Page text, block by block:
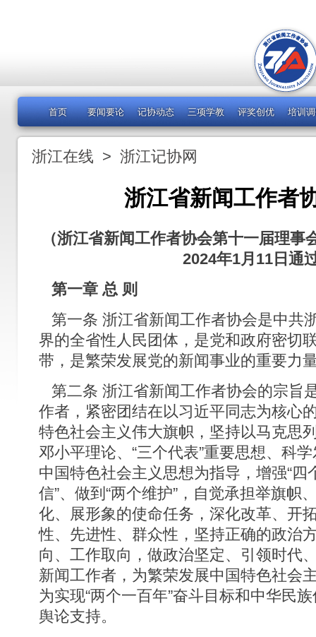
首页 要闻要论 记协动态 三项学教 评奖创优 培训
浙江在线 > 浙江记协网
浙江省新闻工作者
（浙江省新闻工作者协会第十一届理
2024年1月11日通
第一章 总 则
第一条 浙江省新闻工作者协会是中共
界的全省性人民团体，是党和政府密切
带，是繁荣发展党的新闻事业的重要力
第二条 浙江省新闻工作者协会的宗旨
作者，紧密团结在以习近平同志为核心
特色社会主义伟大旗帜，坚持以马克思
邓小平理论、“三个代表”重要思想、科
中国特色社会主义思想为指导，增强“四
信”、做到“两个维护”，自觉承担举旗帜
化、展形象的使命任务，深化改革、开
性、先进性、群众性，坚持正确的政治
向、工作取向，做政治坚定、引领时代
新闻工作者，为繁荣发展中国特色社会
为实现“两个一百年”奋斗目标和中华民
舆论支持。